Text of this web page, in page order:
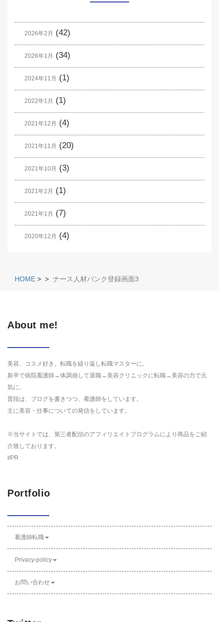
2026年2月 (42)
2026年1月 (34)
2024年11月 (1)
2022年1月 (1)
2021年12月 (4)
2021年11月 (20)
2021年10月 (3)
2021年2月 (1)
2021年1月 (7)
2020年12月 (4)
HOME > > ナース人材バンク登録画面3
About me!
美容、コスメ好き。転職を繰り返し転職マスターに。
新卒で病院看護師→体調崩して退職→美容クリニックに転職→美容の力で元
気に。
普段は、ブログを書きつつ、看護師をしています。
主に美容・仕事についての発信をしています。
※当サイトでは、第三者配信のアフィリエイトプログラムにより商品をご紹
介致しております。
♯PR
Portfolio
看護師転職
Privacy-policy
お問い合わせ